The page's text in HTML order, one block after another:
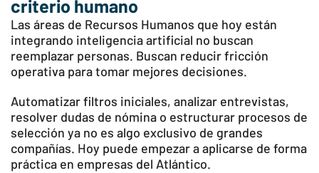
criterio humano
Las áreas de Recursos Humanos que hoy están
integrando inteligencia artificial no buscan
reemplazar personas. Buscan reducir fricción
operativa para tomar mejores decisiones.
Automatizar filtros iniciales, analizar entrevistas,
resolver dudas de nómina o estructurar procesos de
selección ya no es algo exclusivo de grandes
compañías. Hoy puede empezar a aplicarse de forma
práctica en empresas del Atlántico.